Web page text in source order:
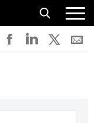
Oranje-voetbal